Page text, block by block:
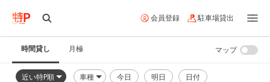
会員登録 駐車場貸出
時間貸し 月極
近い特P順 車種 今日 明日 日付
マップ